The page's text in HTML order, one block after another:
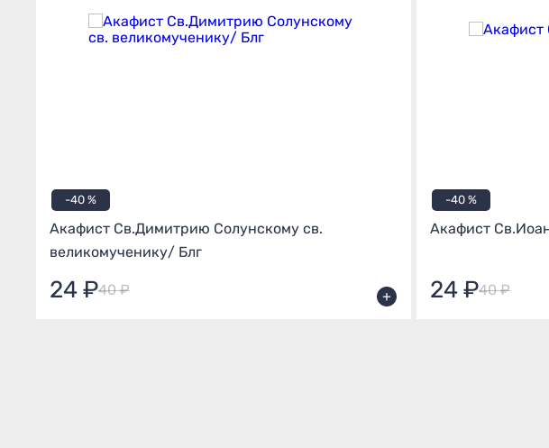
-40 %
Акафист Св.Димитрию Солунскому св.
великомученику/ Блг
24 ₽40 ₽ +
-40 %
Акафист
24 ₽40 ₽